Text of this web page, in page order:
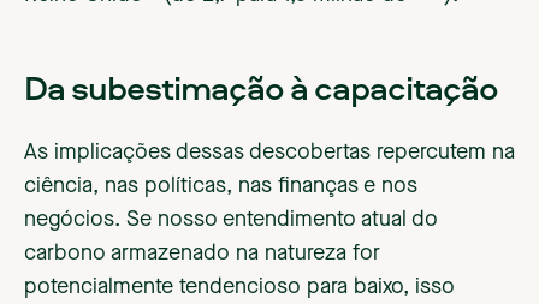
Da subestimação à capacitação
As implicações dessas descobertas repercutem na
ciência, nas políticas, nas finanças e nos
negócios. Se nosso entendimento atual do
carbono armazenado na natureza for
potencialmente tendencioso para baixo, isso